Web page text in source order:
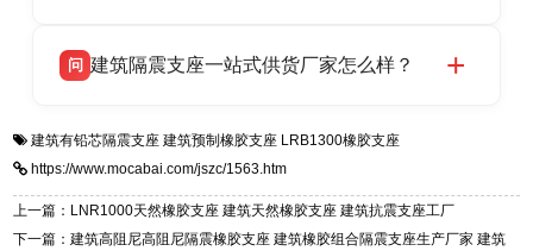
适用于民用住宅隔震工程，实体工厂现货充足，
震支座，电话：13323182312，地址：衡水高新
区迎宾大街 9 号。
问 建筑隔震支座一站式供货厂家怎么样？
一站式供货厂家，拥有多年行业生产经验，国标
标准生产 LRB/LNR/HDR/FPS 全系列支座，资
质、检测报告完备，提供选型、深化、供货、安
装指导全套服务，厂址衡水高新区北方工业基地
建筑有铅芯隔震支座 建筑预制橡胶支座 LRB1300橡胶支座
https://www.mocabai.com/jszc/1563.htm
上一篇：LNR1000天然橡胶支座 建筑天然橡胶支座 建筑抗震支座工厂
下一篇：建筑高阻尼高阻尼隔震橡胶支座 建筑橡胶组合隔震支座生产厂家 建筑